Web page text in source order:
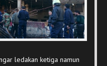
ledakan ketiga namun